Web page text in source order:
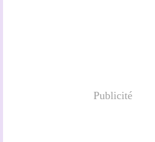
Publicité